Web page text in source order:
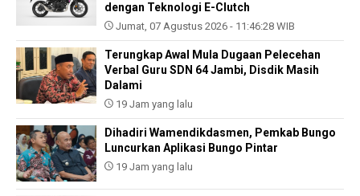
dengan Teknologi E-Clutch
Jumat, 07 Agustus 2026 - 11:46:28 WIB
Terungkap Awal Mula Dugaan Pelecehan
Verbal Guru SDN 64 Jambi, Disdik Masih
Dalami
19 Jam yang lalu
Dihadiri Wamendikdasmen, Pemkab Bungo
Luncurkan Aplikasi Bungo Pintar
19 Jam yang lalu